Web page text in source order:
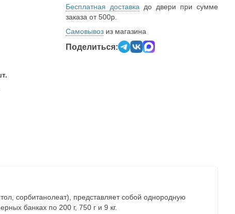
Бесплатная доставка до двери при сумме
заказа от 500р.
Самовывоз из магазина
Поделиться:
сорбитанолеат), представляет собой однородную
банках по 200 г, 750 г и 9 кг.